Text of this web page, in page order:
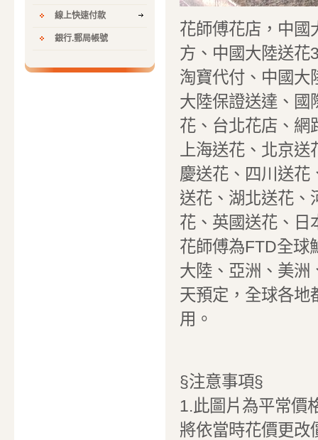
線上快速付款
銀行.郵局帳號
花師傅花店，中國
方、中國大陸送花
淘寶代付、中國大
大陸保證送達、國
花、台北花店、網
上海送花、北京
慶送花、四川送花
送花、湖北送花、
花、英國送花、日
花師傅為FTD全球
大陸、亞洲、美洲
天預定，全球各地
用。
§注意事項§
1.此圖片為平常價
將依當時花價更改